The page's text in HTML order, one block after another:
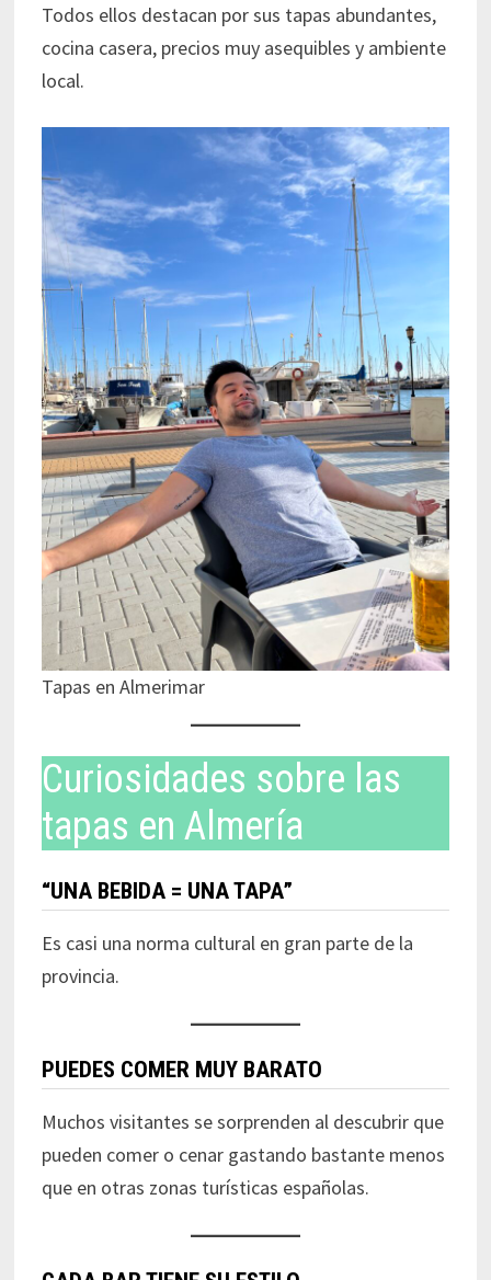
Todos ellos destacan por sus tapas abundantes,
cocina casera, precios muy asequibles y ambiente
local.
Tapas en Almerimar
Curiosidades sobre las
tapas en Almería
“UNA BEBIDA = UNA TAPA”
Es casi una norma cultural en gran parte de la
provincia.
PUEDES COMER MUY BARATO
Muchos visitantes se sorprenden al descubrir que
pueden comer o cenar gastando bastante menos
que en otras zonas turísticas españolas.